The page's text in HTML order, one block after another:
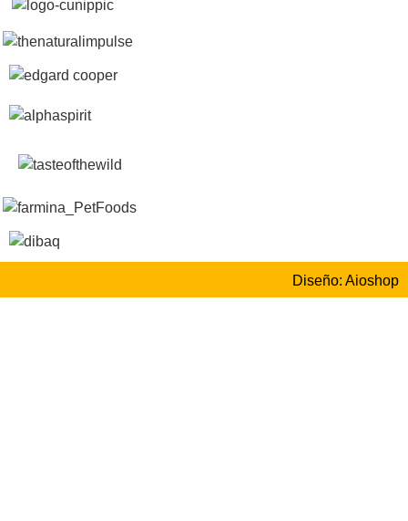
Diseño: Aioshop